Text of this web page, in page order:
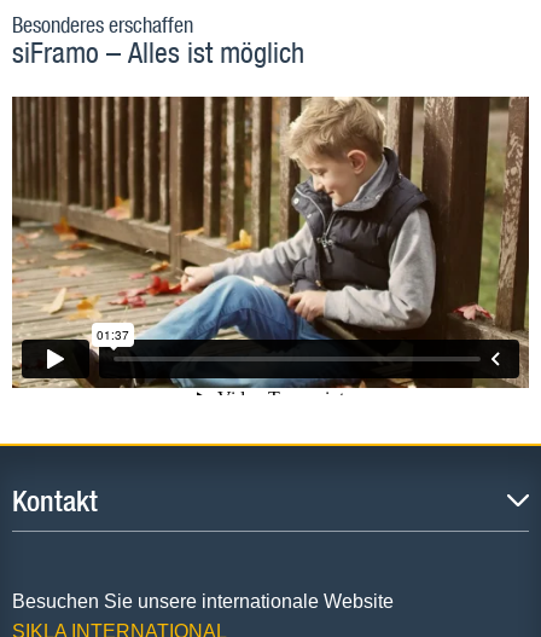
Besonderes erschaffen
siFramo – Alles ist möglich
Kontakt
Besuchen Sie unsere internationale Website
SIKLA INTERNATIONAL